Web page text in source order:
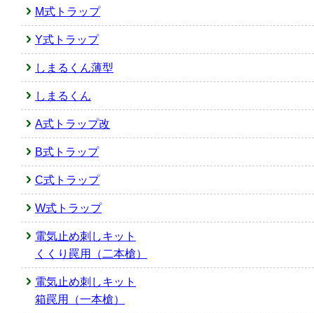
M式トラップ
Y式トラップ
しまるくん薄型
しまるくん
A式トラップ改
B式トラップ
C式トラップ
W式トラップ
電気止め刺しキット
くくり罠用（二本槍）
電気止め刺しキット
箱罠用（一本槍）